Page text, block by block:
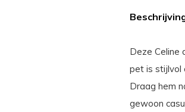
Deze Celine
pet is stijlvol
Draag hem
gewoon